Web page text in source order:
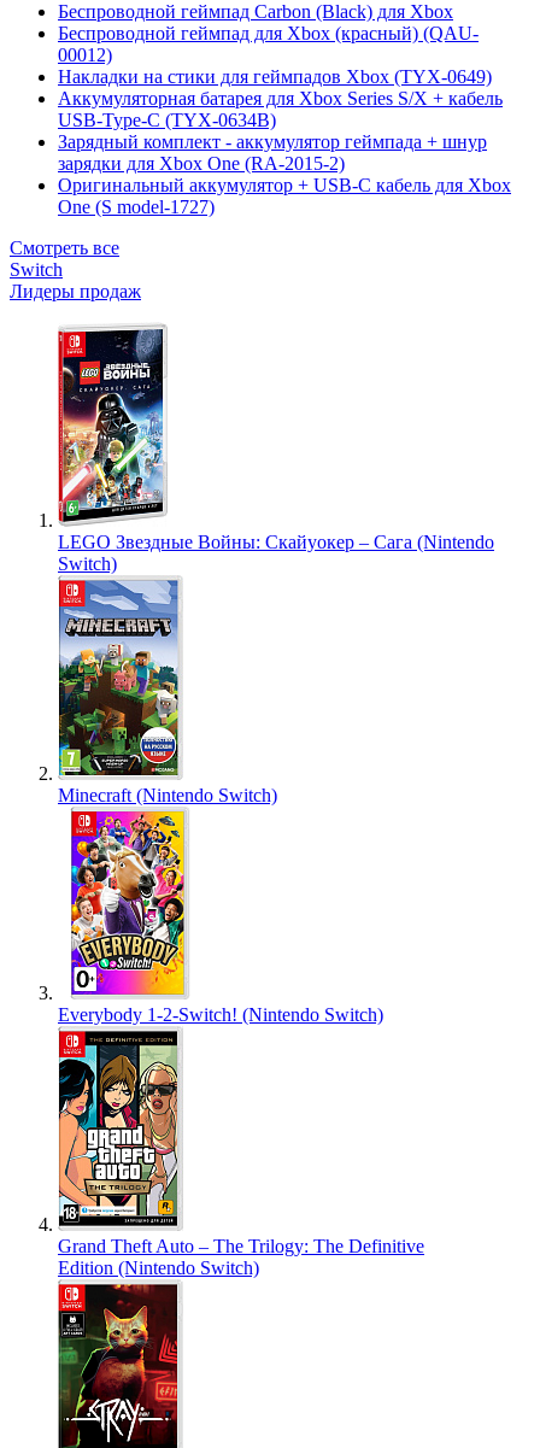
Беспроводной геймпад Carbon (Black) для Xbox
Беспроводной геймпад для Xbox (красный) (QAU-
00012)
Накладки на стики для геймпадов Xbox (TYX-0649)
Аккумуляторная батарея для Xbox Series S/X + кабель
USB-Type-C (TYX-0634B)
Зарядный комплект - аккумулятор геймпада + шнур
зарядки для Xbox One (RA-2015-2)
Оригинальный аккумулятор + USB-C кабель для Xbox
One (S model-1727)
Смотреть все
Switch
Лидеры продаж
LEGO Звездные Войны: Скайуокер – Сага (Nintendo
Switch)
Minecraft (Nintendo Switch)
Everybody 1-2-Switch! (Nintendo Switch)
Grand Theft Auto – The Trilogy: The Definitive
Edition (Nintendo Switch)